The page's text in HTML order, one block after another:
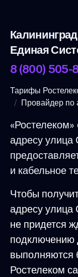
Калининград
Единая
8 (800) 505-
Тарифы
Провайдер по
адресу улица
и кабельное
Чтобы
адресу улица
не придется
подключению
выполняются
Ростелеком